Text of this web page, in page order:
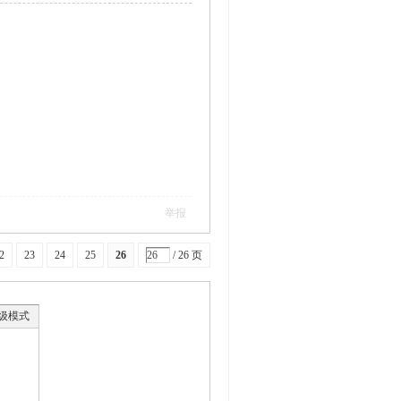
举报
23 24 25 26 / 26 页
模式